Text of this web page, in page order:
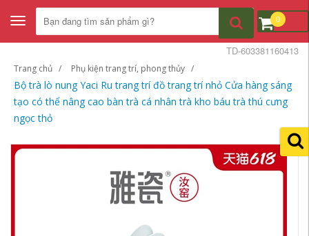
Toggle
navigation
0
Trang chủ Phụ kiện trang trí, phong thủy
Bộ trà lò nung Yaci Ru trang trí đồ trang trí nhỏ Cửa hàng sáng
tạo có thể nâng cao bàn trà cá nhân trà kho báu trà thú cưng
ngọc thỏ
TD-603381160413